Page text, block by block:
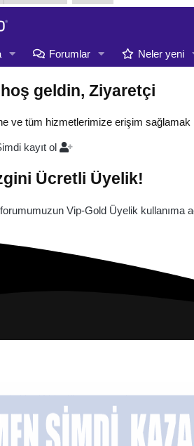
Forumlar Neler yeni
geldin, Ziyaretçi
ve tüm hizmetlerimize erişim sağlamak
kayıt ol
Ücretli Üyelik!
Vip-Gold Üyelik kullanıma